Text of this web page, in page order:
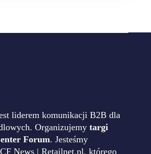
liderem komunikacji B2B dla
Organizujemy targi
Forum. Jesteśmy
News | Retailnet.pl, którego